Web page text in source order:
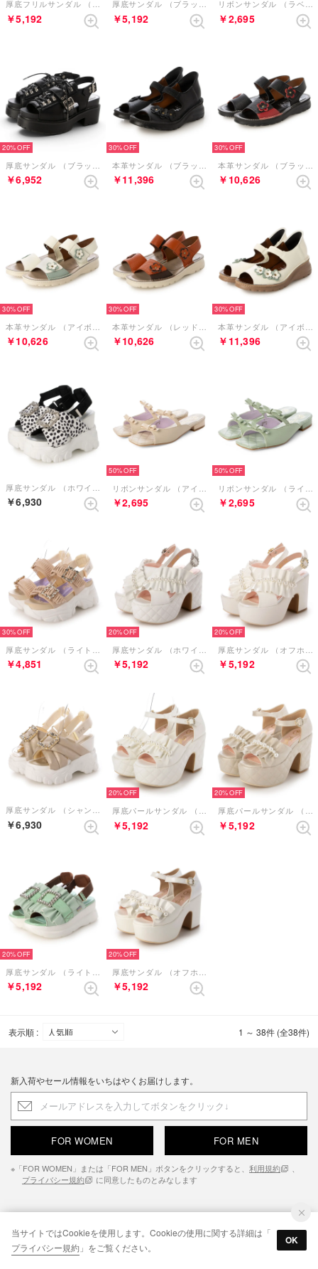
厚底フリルサンダル （ネイビー）
￥5,192
厚底サンダル （ブラック）
￥5,192
リボンサンダル （ラベンダー）
￥2,695
20%
厚底サンダル （ブラック）
￥6,952
30%
本革サンダル （ブラック）
￥11,396
30%
本革サンダル （ブラックレッド）
￥10,626
30%
￥10,626
30%
￥10,626
30%
￥11,396
￥6,930
50%
￥2,695
50%
￥2,695
30%
￥4,851
20%
￥5,192
20%
￥5,192
厚底サンダル （シャンパン）
￥6,930
20%
厚底パールサンダル （ホワイト）
￥5,192
20%
厚底パールサンダル （シャンパン）
￥5,192
20%
厚底サンダル （ライトグリーンコンビ）
￥5,192
20%
厚底サンダル （オフホワイトコンビ）
￥5,192
表示順 : 1 ～ 38件 (全38件)
新入荷やセール情報をいちはやくお届けします。
FOR WOMEN FOR MEN
※「FOR WOMEN」または「FOR MEN」ボタンをクリックすると、 利用規約
、
プライバシー規約
に同意したものとみなします
ご利用ガイド
当サイトではCookieを使用します。Cookieの使用に関する詳細は「
プライバシー規約 」をご覧ください。
OK